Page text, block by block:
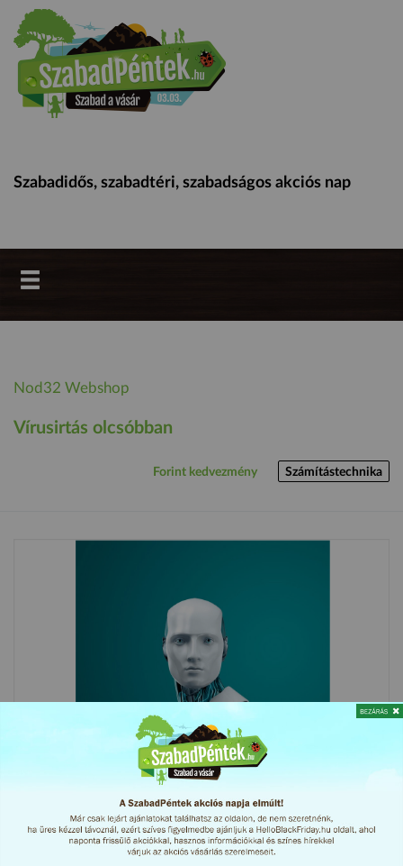
Szabadidős, szabadtéri, szabadságos akciós nap
Nod32 Webshop
Vírusirtás olcsóbban
Számítástechnika
Forint kedvezmény